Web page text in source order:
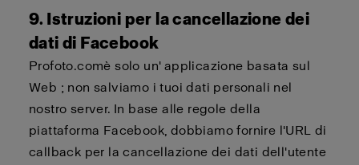
9. Istruzioni per la cancellazione dei
dati di Facebook
Profoto.comè solo un' applicazione basata sul
Web ; non salviamo i tuoi dati personali nel
nostro server. In base alle regole della
piattaforma Facebook, dobbiamo fornire l'URL di
callback per la cancellazione dei dati dell'utente